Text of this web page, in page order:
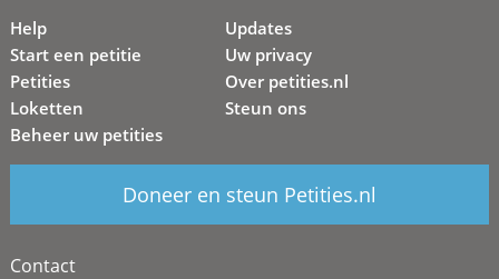
Help
Start een petitie
Petities
Loketten
Beheer uw petities
Updates
Uw privacy
Over petities.nl
Steun ons
Doneer en steun Petities.nl
Contact